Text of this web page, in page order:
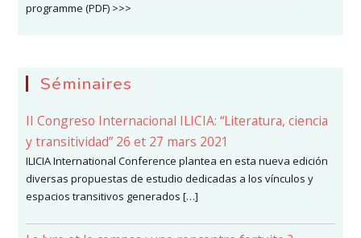
programme (PDF) >>>
Séminaires
II Congreso Internacional ILICIA: “Literatura, ciencia
y transitividad” 26 et 27 mars 2021
ILICIA International Conference plantea en esta nueva edición
diversas propuestas de estudio dedicadas a los vínculos y
espacios transitivos generados […]